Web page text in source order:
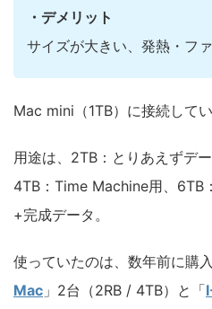
・デメリット
サイズが大きい、発熱・フ
Mac mini（1TB）に接続して
用途は、2TB：とりあえずデ
4TB：Time Machine用、6TB
+完成データ。
使っていたのは、数年前に購
Mac 」2台（2RB / 4TB）と「